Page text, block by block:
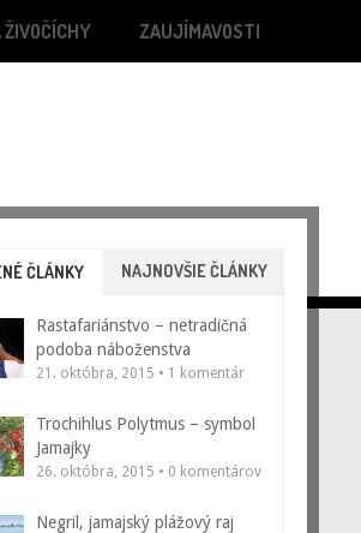
ZAUJÍMAVOSTI
ČLÁNKY NAJNOVŠIE ČLÁNKY
Rastafariánstvo – netradičná
podoba náboženstva
21. októbra, 2015 • 1 komentár
Trochihlus Polytmus – symbol
Jamajky
26. októbra, 2015 • 0 komentárov
Negril, jamajský plážový raj